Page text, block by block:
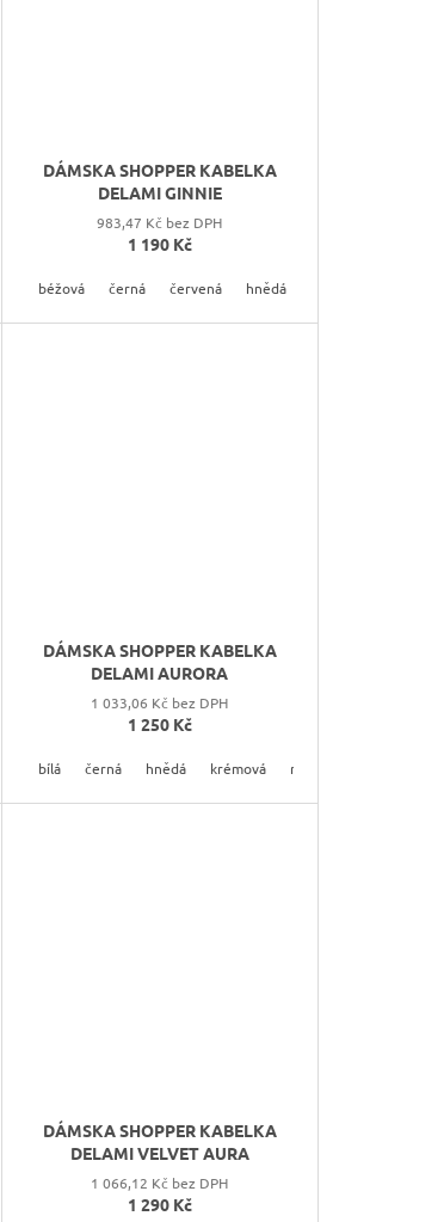
šedá tmavě šedá
DÁMSKA SHOPPER KABELKA
DELAMI GINNIE
983,47 Kč bez DPH
1 190 Kč
béžová černá červená hnědá
tmavě šedá
DÁMSKA SHOPPER KABELKA
DELAMI AURORA
1 033,06 Kč bez DPH
1 250 Kč
bílá černá hnědá krémová růžová
DÁMSKA SHOPPER KABELKA
DELAMI VELVET AURA
1 066,12 Kč bez DPH
1 290 Kč